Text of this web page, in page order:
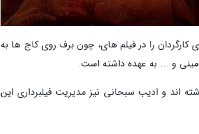
کارگردان را در فیلم های، چون برف روی کاج ها به
و ... به عهده داشته است.
اند و ادیب سبحانی نیز مدیریت فیلبرداری این